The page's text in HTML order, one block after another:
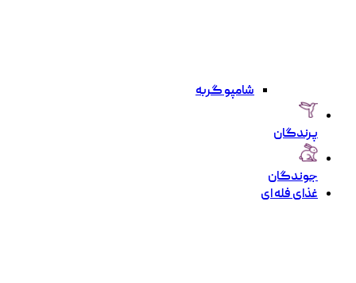
شامپو گربه
پرندگان
جوندگان
غذای فله ای